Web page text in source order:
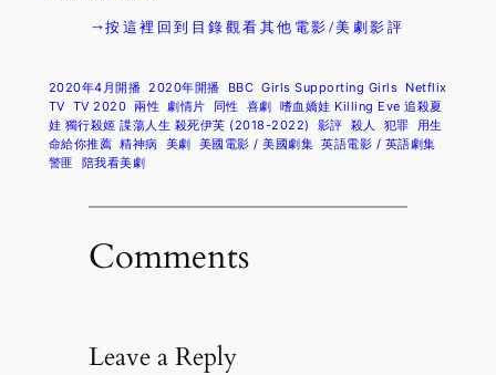
→按這裡回到目錄觀看其他電影/美劇影評
2020年4月開播 2020年開播 BBC Girls Supporting Girls Netflix
TV TV 2020 兩性 劇情片 同性 喜劇 嗜血嬌娃 Killing Eve 追殺夏
娃 獨行殺姬 諜蕩人生 殺死伊芙 (2018-2022)
影評 殺人 犯罪
用生
命給你推薦 精神病 美劇 美國電影 / 美國劇集 英語電影 / 英語劇集
警匪
陪我看美劇
Comments
Leave a Reply